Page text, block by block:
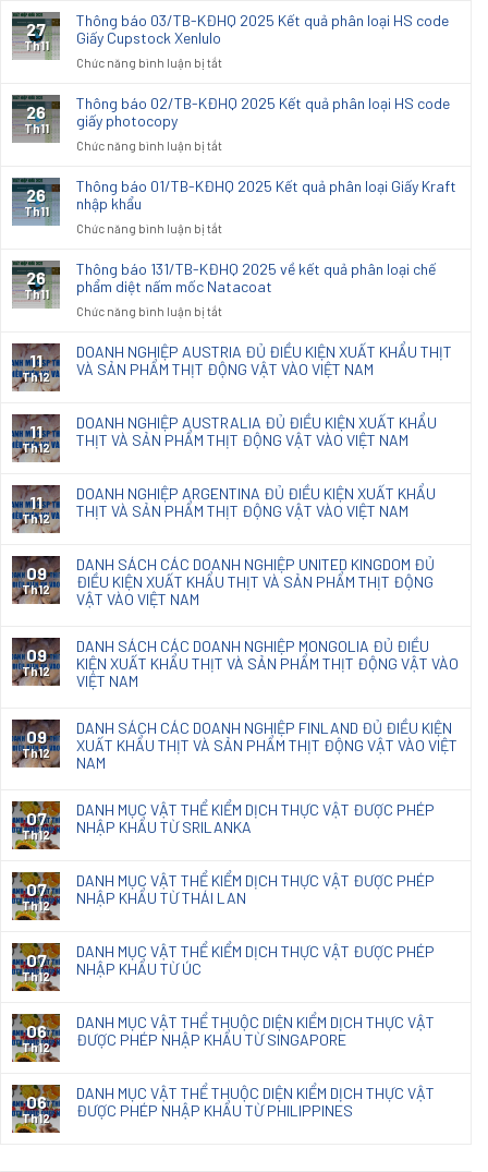
báo
2025
quả
loại
quan
thoi
nhập
khẩu
sx
đồ
27
Th11
Thông báo 03/TB-KĐHQ 2025 Kết quả phân loại HS code
Giấy Cupstock Xenlulo
Chức năng bình luận bị tắtở
báo
2025
quả
loại
code
Giấy
26
Th11
Thông báo 02/TB-KĐHQ 2025 Kết quả phân loại HS code
giấy photocopy
Chức năng bình luận bị tắtở
báo
2025
quả
phân
loại
code
giấy
26
Th11
Thông báo 01/TB-KĐHQ 2025 Kết quả phân loại Giấy Kraft
nhập khẩu
Chức năng bình luận bị tắtở
báo
01/TB-
2025
quả
phân
Kraft
nhập
26
Th11
Thông báo 131/TB-KĐHQ 2025 về kết quả phân loại chế
phẩm diệt nấm mốc Natacoat
Chức năng bình luận bị tắtở
báo
131/TB-
về
kết
loại
chế
nấm
mốc
11
Th12
DOANH NGHIỆP AUSTRIA ĐỦ ĐIỀU KIỆN XUẤT KHẨU THỊT
VÀ SẢN PHẨM THỊT ĐỘNG VẬT VÀO VIỆT NAM
11
Th12
DOANH NGHIỆP AUSTRALIA ĐỦ ĐIỀU KIỆN XUẤT KHẨU
THỊT VÀ SẢN PHẨM THỊT ĐỘNG VẬT VÀO VIỆT NAM
11
Th12
DOANH NGHIỆP ARGENTINA ĐỦ ĐIỀU KIỆN XUẤT KHẨU
THỊT VÀ SẢN PHẨM THỊT ĐỘNG VẬT VÀO VIỆT NAM
09
Th12
DANH SÁCH CÁC DOANH NGHIỆP UNITED KINGDOM ĐỦ
ĐIỀU KIỆN XUẤT KHẨU THỊT VÀ SẢN PHẨM THỊT ĐỘNG
VẬT VÀO VIỆT NAM
09
Th12
DANH SÁCH CÁC DOANH NGHIỆP MONGOLIA ĐỦ ĐIỀU
KIỆN XUẤT KHẨU THỊT VÀ SẢN PHẨM THỊT ĐỘNG VẬT VÀO
VIỆT NAM
09
Th12
DANH SÁCH CÁC DOANH NGHIỆP FINLAND ĐỦ ĐIỀU KIỆN
XUẤT KHẨU THỊT VÀ SẢN PHẨM THỊT ĐỘNG VẬT VÀO VIỆT
NAM
07
Th12
DANH MỤC VẬT THỂ KIỂM DỊCH THỰC VẬT ĐƯỢC PHÉP
NHẬP KHẨU TỪ SRILANKA
07
Th12
DANH MỤC VẬT THỂ KIỂM DỊCH THỰC VẬT ĐƯỢC PHÉP
NHẬP KHẨU TỪ THÁI LAN
07
Th12
DANH MỤC VẬT THỂ KIỂM DỊCH THỰC VẬT ĐƯỢC PHÉP
NHẬP KHẨU TỪ ÚC
06
Th12
DANH MỤC VẬT THỂ THUỘC DIỆN KIỂM DỊCH THỰC VẬT
ĐƯỢC PHÉP NHẬP KHẨU TỪ SINGAPORE
06
Th12
DANH MỤC VẬT THỂ THUỘC DIỆN KIỂM DỊCH THỰC VẬT
ĐƯỢC PHÉP NHẬP KHẨU TỪ PHILIPPINES